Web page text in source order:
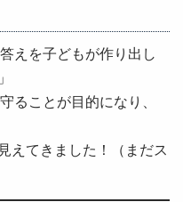
えを子どもが作り出し
ることが目的になり、
えてきました！（まだス